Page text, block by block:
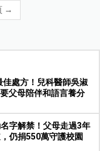
→
佳處方！兒科醫師吳淑
父母陪伴和語言養分
字解禁！父母走過3年
仍捐550萬守護校園